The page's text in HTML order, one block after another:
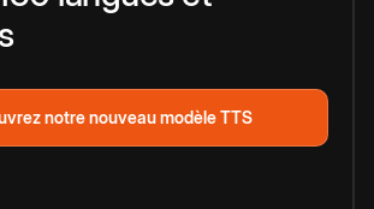
notre nouveau modèle TTS